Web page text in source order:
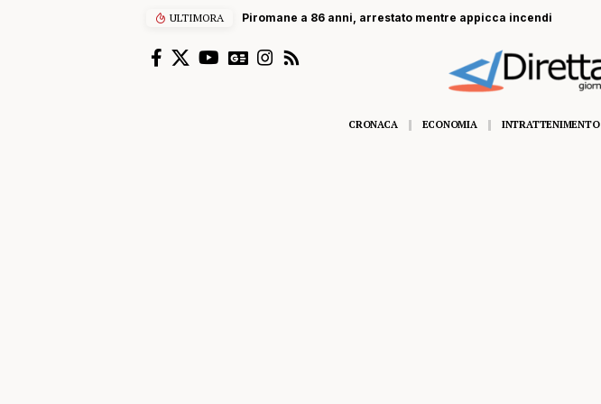
ULTIMORA Piromane a 86 anni, arrestato mentre appicca incendi
CRONACA ECONOMIA INTRATTENIMENTO